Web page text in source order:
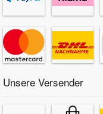
Unsere Versender